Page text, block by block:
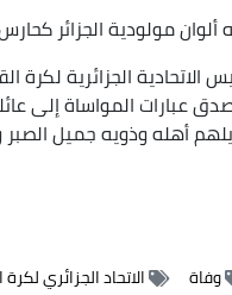
مولودية الجزائر
الاتحادية الجزائرية
عبارات المواساة إلى
أهله وذويه جميل الصبر
وفاة الاتحاد الجزائري